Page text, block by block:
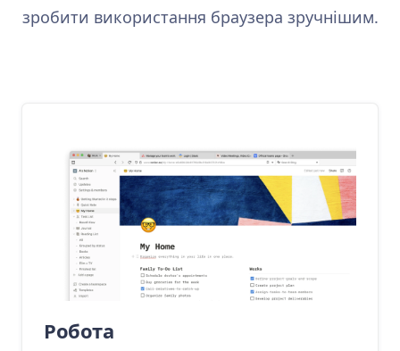
зробити використання браузера зручнішим.
Робота